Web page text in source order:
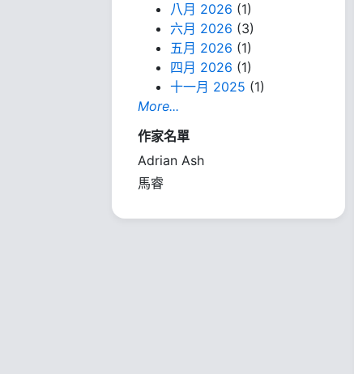
八月 2026 (1)
六月 2026 (3)
五月 2026 (1)
四月 2026 (1)
十一月 2025 (1)
More...
作家名單
Adrian Ash
馬睿